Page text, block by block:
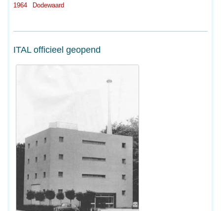
1964
Dodewaard
ITAL officieel geopend